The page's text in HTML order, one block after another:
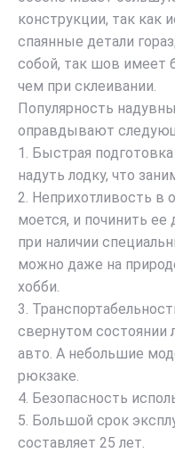
конструкции, так как
спаянные детали
собой, так шов имеет
чем при склеивании.
Популярность
оправдывают
1. Быстрая
надуть лодку, что
2. Неприхотливость в
моется, и починить ее
при наличии
можно даже на
хобби.
3.
свернутом состоянии
авто. А небольшие
рюкзаке.
4. Безопасность
5. Большой срок
составляет 25 лет.